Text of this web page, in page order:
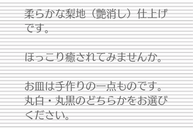
柔らかな梨地（艶消し）仕上げ
です。
ほっこり癒されてみませんか。
お皿は手作りの一点ものです。
丸白・丸黒のどちらかをお選び
ください。